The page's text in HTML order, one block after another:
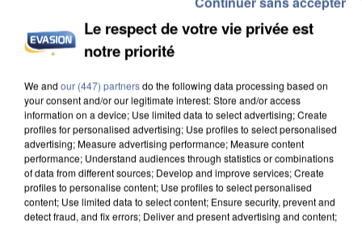
7h56
Une touriste de l’Oise emportée par une coulée de
Son corps a été retrouvé à cinq kilomètres de là.
Le respect de votre vie privée est
notre priorité
We and our (447) partnersdo the following data processing based on
your consent and/or our legitimate interest: Store and/or access
information on a device; Use limited data to select advertising; Create
profiles for personalised advertising; Use profiles to select personalised
advertising; Measure advertising performance; Measure content
performance; Understand audiences through statistics or combinations
of data from different sources; Develop and improve services; Create
profiles to personalise content; Use profiles to select personalised
content; Use limited data to select content; Ensure security, prevent and
detect fraud, and fix errors; Deliver and present advertising and content;